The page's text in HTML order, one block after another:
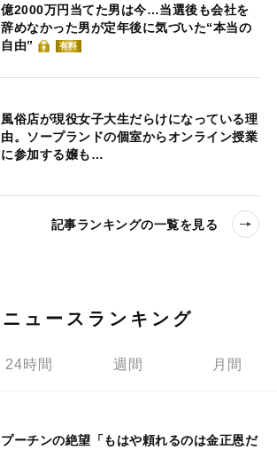
億2000万円当てた男は今…当選後も会社を
辞めなかった男が定年後に気づいた“本当の
自由”
有料
風俗店が現役女子大生だらけになっている理
由。ソープランドの個室からオンライン授業
に参加する嬢も…
記事ランキングの一覧を見る
ニュースランキング
24時間 週間 月間
プーチンの絶望「もはや頼れるのは金正恩だ